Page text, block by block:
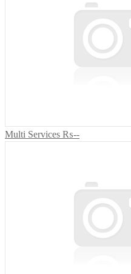
Multi Services ₨--